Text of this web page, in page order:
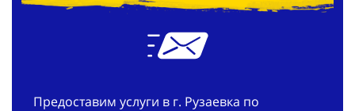
Предоставим услуги в г. Рузаевка по